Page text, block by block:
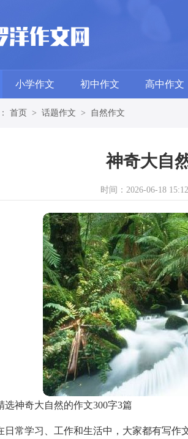
小学作文 初中作文 高中作文
首页 > 话题作文 > 自然作文
神奇大自
时间：2026-06-18
选神奇大自然的作文300字3篇
日常学习、工作和生活中，大家都有写作